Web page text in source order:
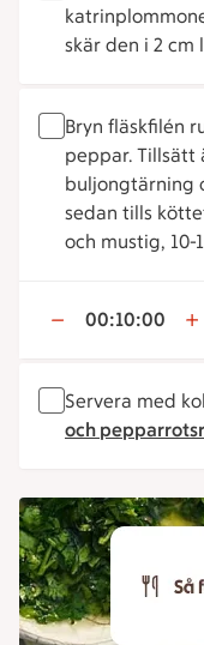
skär den i 2 cm
Bryn fläskfilén
peppar. Tillsätt
buljongtärning
sedan tills
och mustig, 10-
00:10:00
Servera med
och